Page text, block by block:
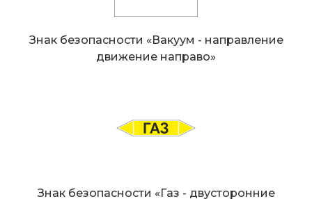
Знак безопасности «Вакуум - направление
движение направо»
Знак безопасности «Газ - двусторонние